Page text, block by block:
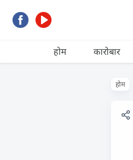
होम कारोबार
होम